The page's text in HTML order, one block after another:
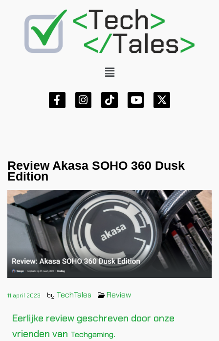
Review Akasa SOHO 360 Dusk
Edition
11 april 2023 by TechTales Review
Eerlijke review geschreven door onze
vrienden van Techgaming.